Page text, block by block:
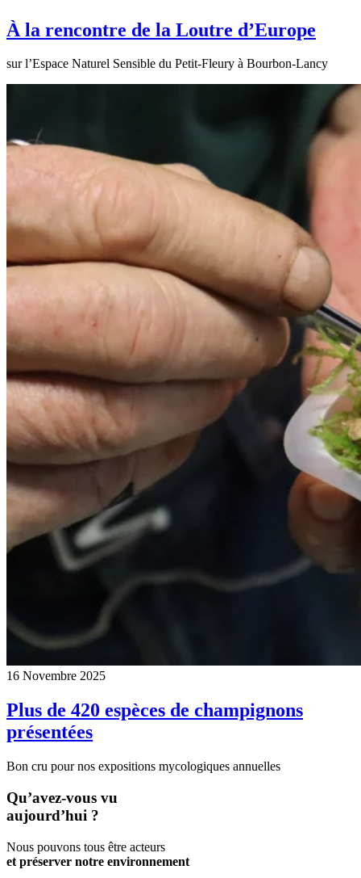
À la rencontre de la Loutre d’Europe
sur l’Espace Naturel Sensible du Petit-Fleury à Bourbon-Lancy
16 Novembre 2025
Plus de 420 espèces de champignons
présentées
Bon cru pour nos expositions mycologiques annuelles
Qu’avez-vous vu
aujourd’hui ?
Nous pouvons tous être acteurs
et préserver notre environnement